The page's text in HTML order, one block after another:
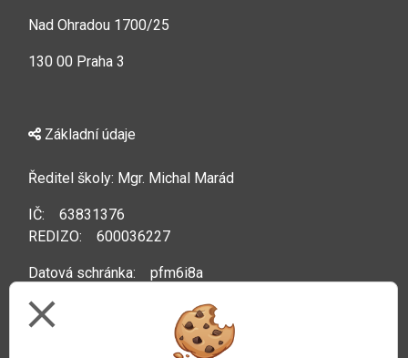
Nad Ohradou 1700/25
130 00 Praha 3
Základní údaje
Ředitel školy: Mgr. Michal Marád
IČ: 63831376
REDIZO: 600036227
Datová schránka: pfm6i8a
close